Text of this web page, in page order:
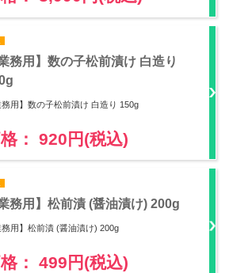
業務用】数の子松前漬け 白造り
務用】数の子松前漬け 白造り 150g
： 920円(税込)
業務用】松前漬 (醤油漬け) 200g
務用】松前漬 (醤油漬け) 200g
： 499円(税込)